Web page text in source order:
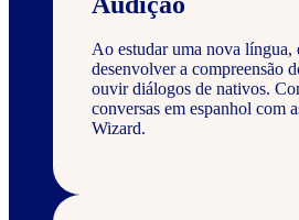
Ao estudar uma nova língua,
desenvolver a compreensão
ouvir diálogos de nativos.
conversas em espanhol com
Wizard.